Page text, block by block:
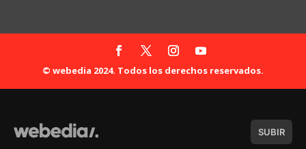
© webedia 2024. Todos los derechos reservados.
SUBIR